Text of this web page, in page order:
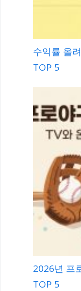
수익률 올
TOP 5
2026년 프
TOP 5